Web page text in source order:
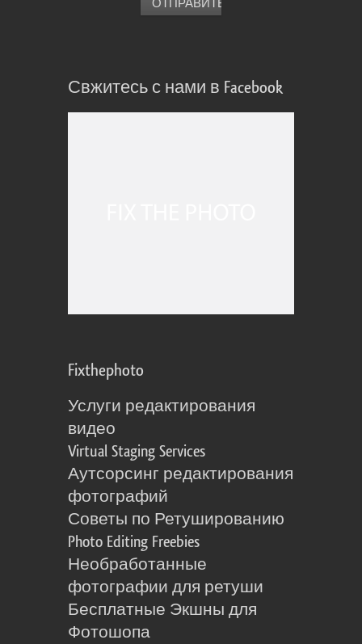
Свжитесь с нами в Facebook
Fixthephoto
Услуги редактирования
видео
Virtual Staging Services
Аутсорсинг редактирования
фотографий
Советы по Ретушированию
Photo Editing Freebies
Необработанные
фотографии для ретуши
Бесплатные Экшны для
Фотошопа